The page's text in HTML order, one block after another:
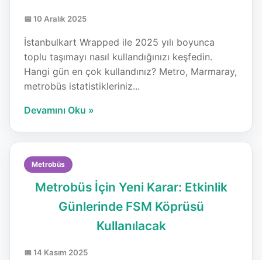
📅 10 Aralık 2025
İstanbulkart Wrapped ile 2025 yılı boyunca
toplu taşımayı nasıl kullandığınızı keşfedin.
Hangi gün en çok kullandınız? Metro, Marmaray,
metrobüs istatistikleriniz...
Devamını Oku »
Metrobüs
Metrobüs İçin Yeni Karar: Etkinlik
Günlerinde FSM Köprüsü
Kullanılacak
📅 14 Kasım 2025